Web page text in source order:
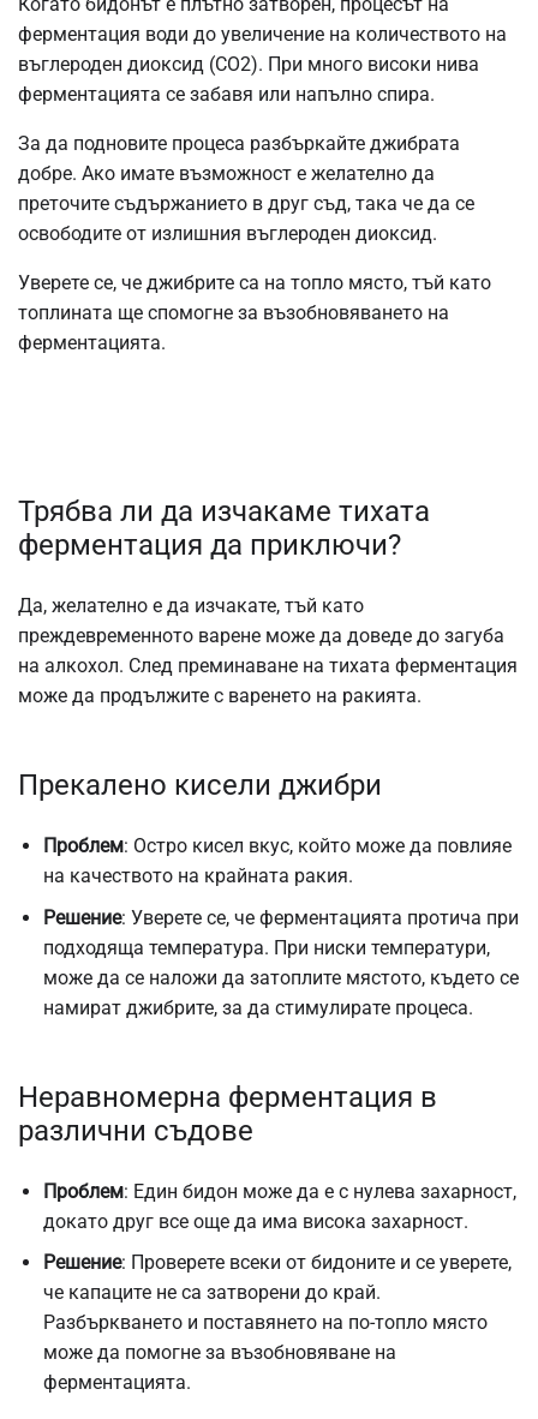
ферментация води до увеличение на количеството на
въглероден диоксид (СО2). При много високи нива
ферментацията се забавя или напълно спира.
За да подновите процеса разбъркайте джибрата
добре. Ако имате възможност е желателно да
преточите съдържанието в друг съд, така че да се
освободите от излишния въглероден диоксид.
Уверете се, че джибрите са на топло място, тъй като
топлината ще спомогне за възобновяването на
ферментацията.
Трябва ли да изчакаме тихата
ферментация да приключи?
Да, желателно е да изчакате, тъй като
преждевременното варене може да доведе до загуба
на алкохол. След преминаване на тихата ферментация
може да продължите с варенето на ракията.
Прекалено кисели джибри
Проблем: Остро кисел вкус, който може да повлияе
на качеството на крайната ракия.
Решение: Уверете се, че ферментацията протича при
подходяща температура. При ниски температури,
може да се наложи да затоплите мястото, където се
намират джибрите, за да стимулирате процеса.
Неравномерна ферментация в
различни съдове
Проблем: Един бидон може да е с нулева захарност,
докато друг все още да има висока захарност.
Решение: Проверете всеки от бидоните и се уверете,
че капаците не са затворени до край.
Разбъркването и поставянето на по-топло място
може да помогне за възобновяване на
ферментацията.